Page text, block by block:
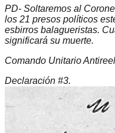
PD- Soltaremos al
los 21 presos políticos
esbirros balagueristas.
significará su muerte.
Comando Unitario
Declaración #3.